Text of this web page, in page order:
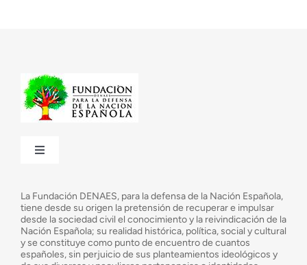
Toggle
¿Cuáles son nuestros objetivos?
La Fundación DENAES, para la defensa de la Nación Española,
tiene desde su origen la pretensión de recuperar e impulsar
desde la sociedad civil el conocimiento y la reivindicación de la
Nación Española; su realidad histórica, política, social y cultural
y se constituye como punto de encuentro de cuantos
españoles, sin perjuicio de sus planteamientos ideológicos y